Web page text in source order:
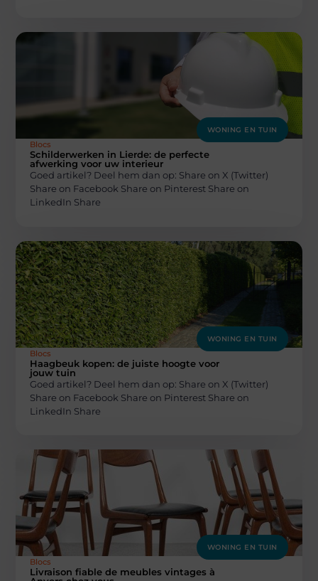
WONING EN TUIN
Blocs
Schilderwerken in Lierde: de perfecte
afwerking voor uw interieur
Goed artikel? Deel hem dan op: Share on X (Twitter)
Share on Facebook Share on Pinterest Share on
LinkedIn Share
WONING EN TUIN
Blocs
Haagbeuk kopen: de juiste hoogte voor
jouw tuin
Goed artikel? Deel hem dan op: Share on X (Twitter)
Share on Facebook Share on Pinterest Share on
LinkedIn Share
WONING EN TUIN
Blocs
Livraison fiable de meubles vintages à